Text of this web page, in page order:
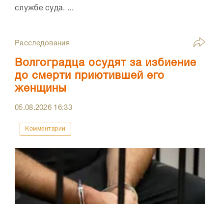
службе суда. ...
Расследования
Волгоградца осудят за избиение
до смерти приютившей его
женщины
05.08.2026 16:33
Комментарии